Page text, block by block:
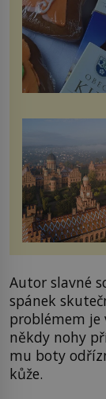
Autor slavné
spánek
problémem je
někdy nohy
mu boty
kůže.